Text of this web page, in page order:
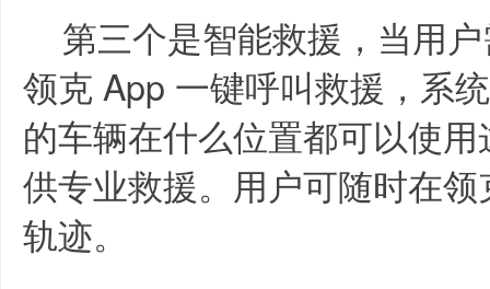
第三个是智能救援，当用
领克 App 一键呼叫救援，系
的车辆在什么位置都可以使
供专业救援。用户可随时在
轨迹。